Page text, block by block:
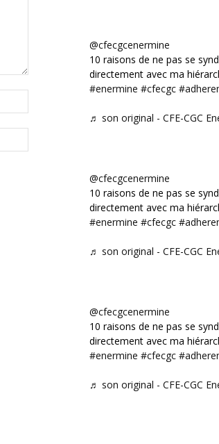
@cfecgcenermine
10 raisons de ne pas se
directement avec ma
#enermine #cfecgc
♬ son original - CFE-CGC
@cfecgcenermine
10 raisons de ne pas se
directement avec ma
#enermine #cfecgc
♬ son original - CFE-CGC
@cfecgcenermine
10 raisons de ne pas se
directement avec ma
#enermine #cfecgc
♬ son original - CFE-CGC